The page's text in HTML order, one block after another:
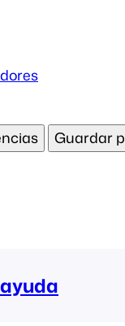
Guardar